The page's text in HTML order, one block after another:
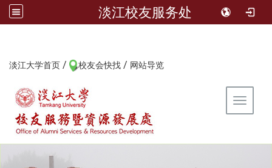
淡江校友服务处
淡江大学首页 / 校友会快找 / 网站导览
Toggle